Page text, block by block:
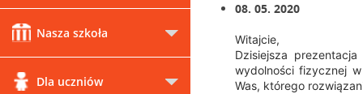
Nasza szkoła
Dla uczniów
08. 05. 2020
Witajcie,
Dzisiejsza
wydolności fizycznej
Was, którego